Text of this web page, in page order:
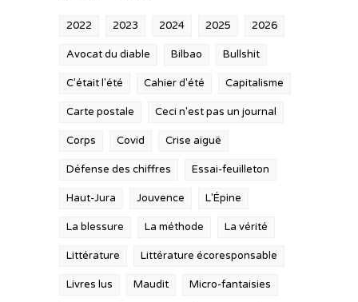
2022 2023 2024 2025 2026
Avocat du diable Bilbao Bullshit
C'était l'été Cahier d'été Capitalisme
Carte postale Ceci n'est pas un journal
Corps Covid Crise aiguë
Défense des chiffres Essai-feuilleton
Haut-Jura Jouvence L'Épine
La blessure La méthode La vérité
Littérature Littérature écoresponsable
Livres lus Maudit Micro-fantaisies